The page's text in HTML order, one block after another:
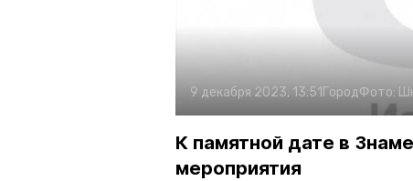
9 декабря 2023, 13:51 ГородФото:
К памятной дате в
мероприятия